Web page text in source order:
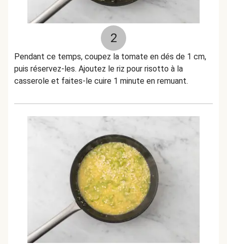
2
Pendant ce temps, coupez la tomate en dés de 1 cm,
puis réservez-les. Ajoutez le riz pour risotto à la
casserole et faites-le cuire 1 minute en remuant.